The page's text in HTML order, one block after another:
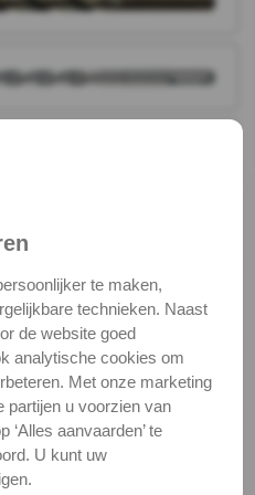
te maken,
technieken. Naast
de website goed
analytische cookies om
Met onze marketing
partijen u voorzien van
‘Alles aanvaarden’ te
U kunt uw